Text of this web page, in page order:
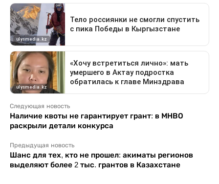
Следующая новость
Наличие квоты не гарантирует грант: в МНВО
раскрыли детали конкурса
Предыдущая новость
Шанс для тех, кто не прошел: акиматы регионов
выделяют более 2 тыс. грантов в Казахстане